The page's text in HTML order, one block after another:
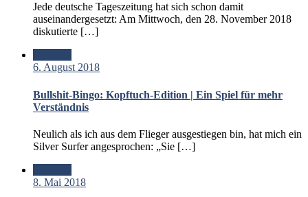
Jede deutsche Tageszeitung hat sich schon damit
auseinandergesetzt: Am Mittwoch, den 28. November 2018
diskutierte […]
6. August 2018
Bullshit-Bingo: Kopftuch-Edition | Ein Spiel für mehr
Verständnis
Neulich als ich aus dem Flieger ausgestiegen bin, hat mich ein
Silver Surfer angesprochen: „Sie […]
8. Mai 2018